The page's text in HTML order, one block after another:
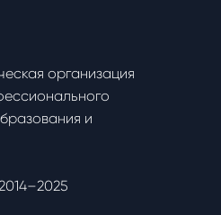
организация
и